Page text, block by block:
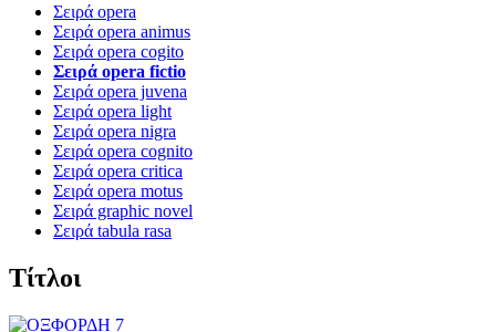
Σειρά opera
Σειρά opera animus
Σειρά opera cogito
Σειρά opera fictio
Σειρά opera juvena
Σειρά opera light
Σειρά opera nigra
Σειρά opera cognito
Σειρά opera critica
Σειρά opera motus
Σειρά graphic novel
Σειρά tabula rasa
Τίτλοι